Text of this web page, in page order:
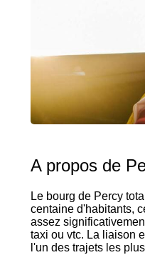
A propos de
Le bourg de Percy
centaine d'habitants,
assez
taxi ou vtc. La liaison
l'un des trajets les